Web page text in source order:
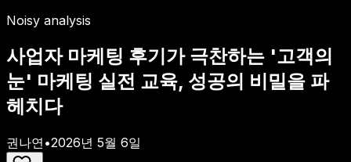
Noisy analysis
사업자 마케팅 후기가 극찬하는 '고객의
눈' 마케팅 실전 교육, 성공의 비밀을 파
헤치다
권나연 •2026년 5월 6일